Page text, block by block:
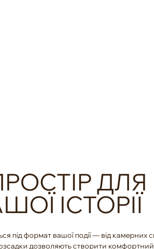
ДЛЯ
ІСТОРІЇ
під формат вашої події — від камерних
дозволяють створити